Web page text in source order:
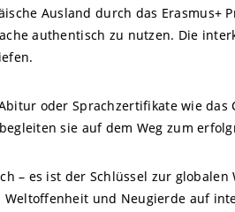
Ausland durch das Erasmus+
authentisch zu nutzen. Die
oder Sprachzertifikate wie
sie auf dem Weg zum
– es ist der Schlüssel zur
und Neugierde auf